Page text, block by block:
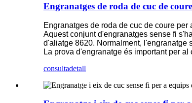
Engranatges de roda de cuc de
Engranatges de roda de cuc de coure
Aquest conjunt d'engranatges sense fi
d'aliatge 8620. Normalment, l'engranatge
La prova d'engranatge és important per
consultadetall